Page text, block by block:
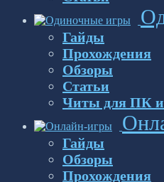
Гайды
Прохождения
Обзоры
Статьи
Читы для ПК
Гайды
Обзоры
Прохождения